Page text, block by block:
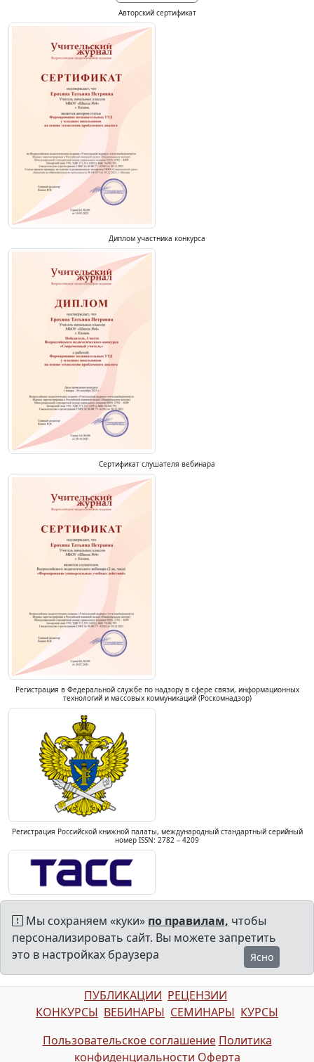
Авторский сертификат
Диплом участника конкурса
Сертификат слушателя вебинара
Регистрация в Федеральной службе по надзору в сфере связи, информационных
технологий и массовых коммуникаций (Роскомнадзор)
Регистрация Российской книжной палаты, международный стандартный серийный
номер ISSN: 2782 – 4209
Мы сохраняем «куки» по правилам, чтобы
персонализировать сайт. Вы можете запретить
это в настройках браузера
Ясно
ПУБЛИКАЦИИ РЕЦЕНЗИИ
КОНКУРСЫ ВЕБИНАРЫ СЕМИНАРЫ КУРСЫ
Пользовательское соглашение Политика
конфиденциальности Оферта